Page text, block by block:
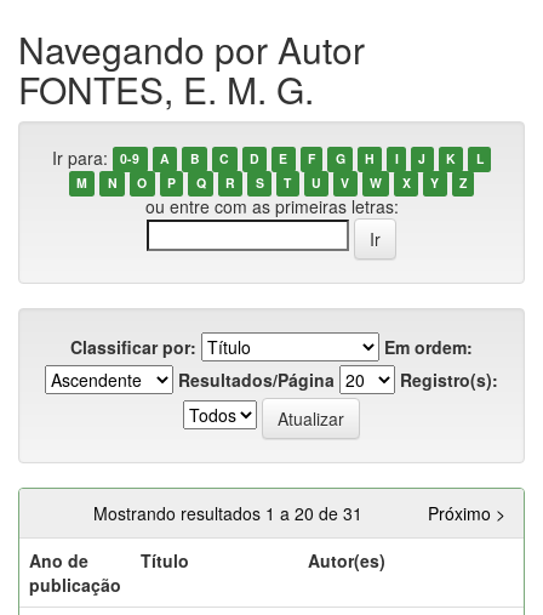
Navegando por Autor
FONTES, E. M. G.
Ir para: 0-9 A B C D E F G H I J K
L
M
N O P Q R S T U V W X Y Z
ou entre com as primeiras letras:
Classificar por:
Em ordem:
Resultados/Página
Registro(s):
Mostrando resultados 1 a 20 de 31
Próximo >
Ano de
publicação
Título Autor(es)